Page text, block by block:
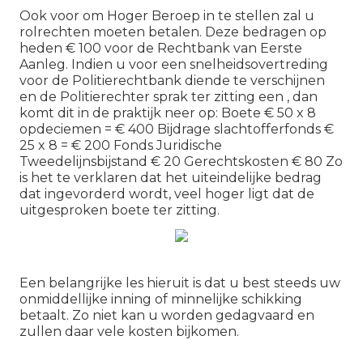
Ook voor om Hoger Beroep in te stellen zal u
rolrechten moeten betalen. Deze bedragen op
heden € 100 voor de Rechtbank van Eerste
Aanleg. Indien u voor een snelheidsovertreding
voor de Politierechtbank diende te verschijnen
en de Politierechter sprak ter zitting een , dan
komt dit in de praktijk neer op: Boete € 50 x 8
opdeciemen = € 400 Bijdrage slachtofferfonds €
25 x 8 = € 200 Fonds Juridische
Tweedelijnsbijstand € 20 Gerechtskosten € 80 Zo
is het te verklaren dat het uiteindelijke bedrag
dat ingevorderd wordt, veel hoger ligt dat de
uitgesproken boete ter zitting.
Een belangrijke les hieruit is dat u best steeds uw
onmiddellijke inning of minnelijke schikking
betaalt. Zo niet kan u worden gedagvaard en
zullen daar vele kosten bijkomen.